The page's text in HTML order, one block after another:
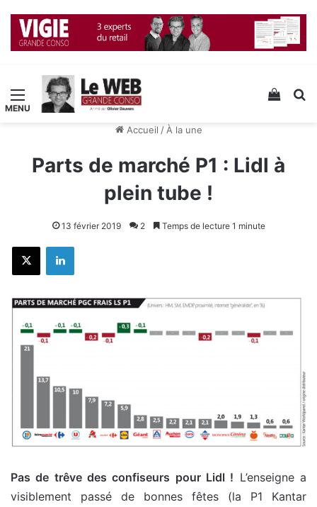
Menu Voir
Accueil / À la une
Parts de marché P1 : Lidl à
plein tube !
13 février 2019 2 Temps de lecture 1 minute
X Linkedin
Pas de trêve des confiseurs pour Lidl ! L’enseigne a
visiblement passé de bonnes fêtes (la P1 Kantar